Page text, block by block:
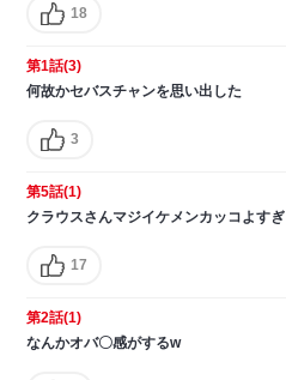
18
第1話(3)
何故かセバスチャンを思い出した
3
第5話(1)
クラウスさんマジイケメンカッコよすぎ
17
第2話(1)
なんかオバ〇感がするw